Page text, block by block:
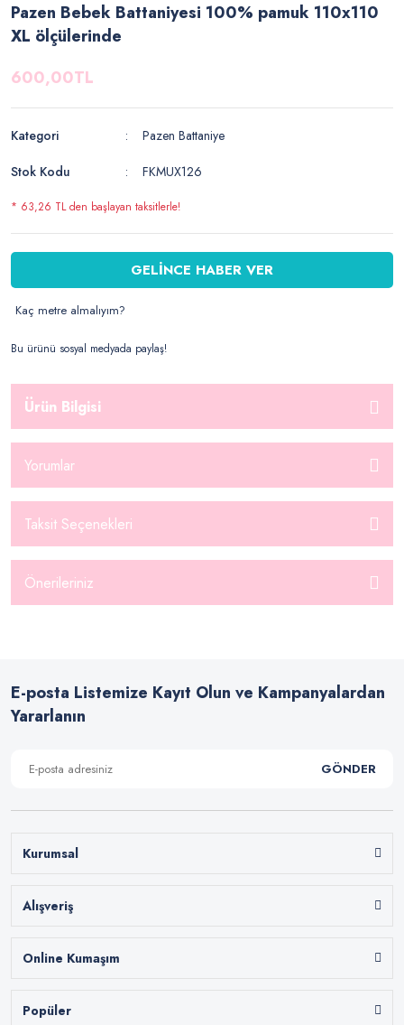
Pazen Bebek Battaniyesi 100% pamuk 110x110
XL ölçülerinde
600,00TL
Kategori
Pazen Battaniye
Stok Kodu
FKMUX126
* 63,26 TL den başlayan taksitlerle!
GELİNCE HABER VER
Kaç metre almalıyım?
Bu ürünü sosyal medyada paylaş!
Ürün Bilgisi
Yorumlar
Taksit Seçenekleri
Önerileriniz
E-posta Listemize Kayıt Olun ve Kampanyalardan
Yararlanın
GÖNDER
Kurumsal
Alışveriş
Online Kumaşım
Popüler